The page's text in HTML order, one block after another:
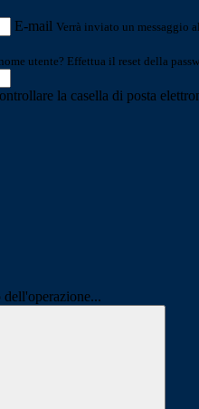
E-mail Verrà inviato un messaggio
utente? Effettua il reset della
la casella di posta